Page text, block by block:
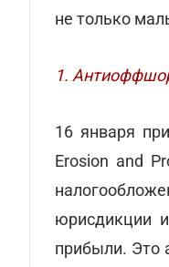
не только
1.
16 января
Erosion and
юрисдикции
прибыли. Это